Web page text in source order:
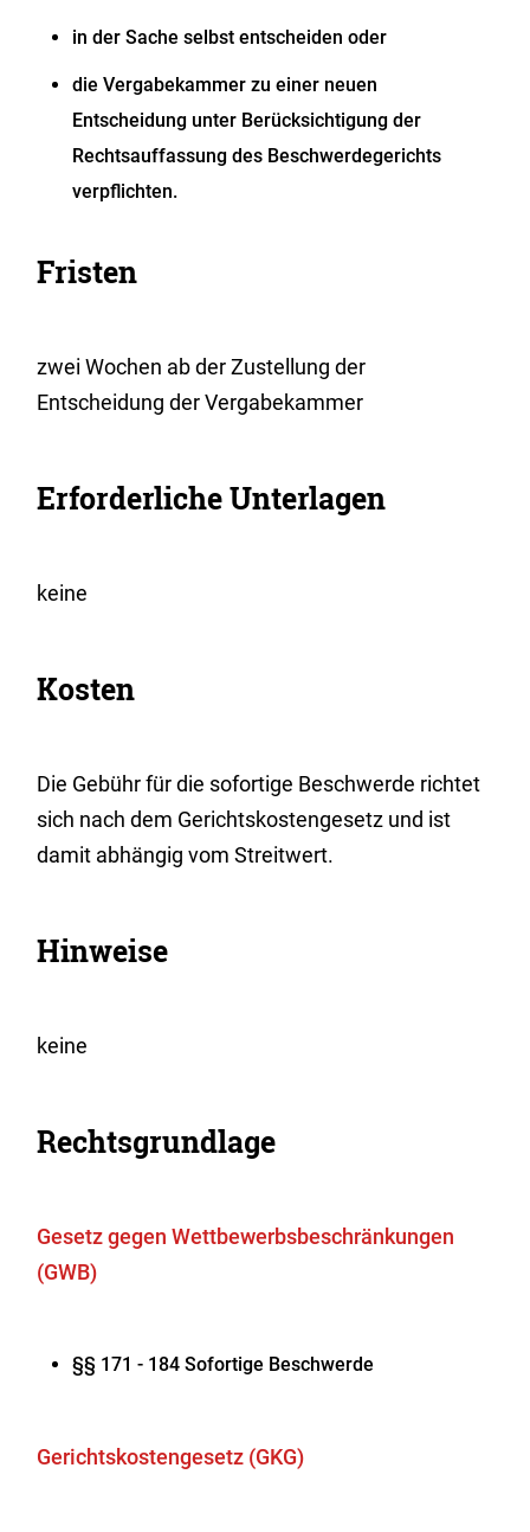
in der Sache selbst entscheiden oder
die Vergabekammer zu einer neuen
Entscheidung unter Berücksichtigung der
Rechtsauffassung des Beschwerdegerichts
verpflichten.
Fristen
zwei Wochen ab der Zustellung der
Entscheidung der Vergabekammer
Erforderliche Unterlagen
keine
Kosten
Die Gebühr für die sofortige Beschwerde richtet
sich nach dem Gerichtskostengesetz und ist
damit abhängig vom Streitwert.
Hinweise
keine
Rechtsgrundlage
Gesetz gegen Wettbewerbsbeschränkungen
(GWB)
§§ 171 - 184Sofortige Beschwerde
Gerichtskostengesetz (GKG)